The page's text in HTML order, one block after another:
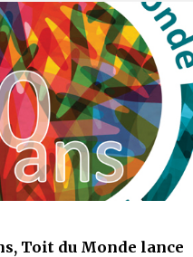
Toit du Monde lance